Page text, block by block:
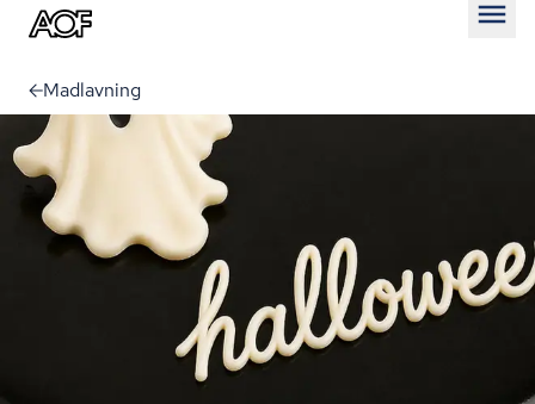
Madlavning